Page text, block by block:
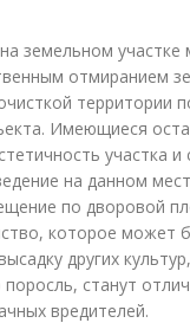
земельном
отмиранием
территории
Имеющиеся
участка и
на данном
по дворовой
которое может
других
станут
вредителей.